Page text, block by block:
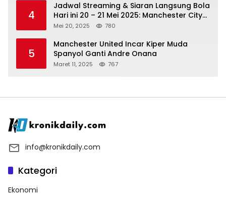
4
Jadwal Streaming & Siaran Langsung Bola
Hari ini 20 – 21 Mei 2025: Manchester City
vs Bournemouth
Mei 20, 2025 780
5
Manchester United Incar Kiper Muda
Spanyol Ganti Andre Onana
Maret 11, 2025 767
info@kronikdaily.com
Kategori
Ekonomi